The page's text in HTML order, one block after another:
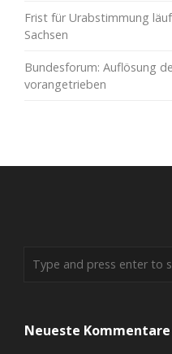
Frist für Urabstimmung
Sachsen
Bundesforum: Auflösung
vorangetrieben
Neueste Kommentare